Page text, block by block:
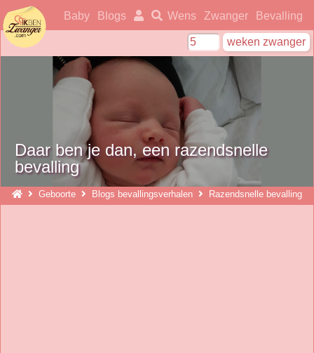
ikbenzwanger Wens Zwanger Bevalling
Baby Blogs
Daar ben je dan, een razendsnelle
bevalling
Geboorte Blogs bevallingsverhalen Razendsnelle bevalling